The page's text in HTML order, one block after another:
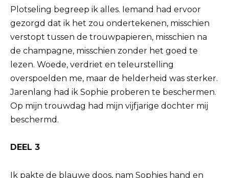
Plotseling begreep ik alles. Iemand had ervoor
gezorgd dat ik het zou ondertekenen, misschien
verstopt tussen de trouwpapieren, misschien na
de champagne, misschien zonder het goed te
lezen. Woede, verdriet en teleurstelling
overspoelden me, maar de helderheid was sterker.
Jarenlang had ik Sophie proberen te beschermen.
Op mijn trouwdag had mijn vijfjarige dochter mij
beschermd.
DEEL 3
Ik pakte de blauwe doos, nam Sophies hand en